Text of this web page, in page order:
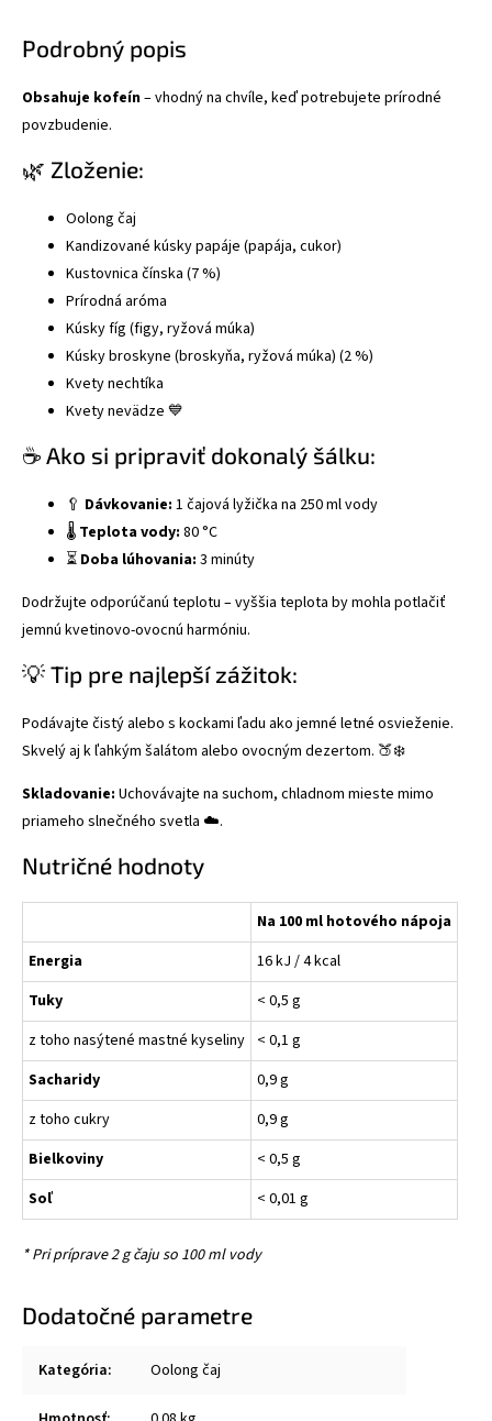
Podrobný popis
Obsahuje kofeín– vhodný na chvíle, keď potrebujete prírodné
povzbudenie.
🌿 Zloženie:
Oolong čaj
Kandizované kúsky papáje (papája, cukor)
Kustovnica čínska (7 %)
Prírodná aróma
Kúsky fíg (figy, ryžová múka)
Kúsky broskyne (broskyňa, ryžová múka) (2 %)
Kvety nechtíka
Kvety nevädze 💙
☕ Ako si pripraviť dokonalý šálku:
🥄 Dávkovanie: 1 čajová lyžička na 250 ml vody
🌡️ Teplota vody: 80 °C
⏳ Doba lúhovania: 3 minúty
Dodržujte odporúčanú teplotu – vyššia teplota by mohla potlačiť
jemnú kvetinovo-ovocnú harmóniu.
💡 Tip pre najlepší zážitok:
Podávajte čistý alebo s kockami ľadu ako jemné letné osvieženie.
Skvelý aj k ľahkým šalátom alebo ovocným dezertom. 🍑❄️
Skladovanie: Uchovávajte na suchom, chladnom mieste mimo
priameho slnečného svetla ☁️.
Nutričné hodnoty
Na 100 ml hotového nápoja
Energia
16 kJ / 4 kcal
Tuky
< 0,5 g
z toho nasýtené mastné kyseliny < 0,1 g
Sacharidy
0,9 g
z toho cukry
0,9 g
Bielkoviny
< 0,5 g
Soľ
< 0,01 g
* Pri príprave 2 g čaju so 100 ml vody
Dodatočné parametre
Kategória: Oolong čaj